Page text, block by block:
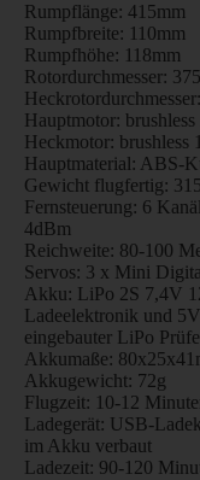
Rumpflänge: 415mm
Rumpfbreite: 110mm
Rumpfhöhe: 118mm
Rotordurchmesser:
Hauptmotor: brushless
Heckmotor: brushless
Hauptmaterial: ABS-
Gewicht flugfertig:
Fernsteuerung: 6
4dBm
Reichweite: 80-100
Servos: 3 x Mini
Akku: LiPo 2S 7,4V
Ladeelektronik und
eingebauter LiPo
Akkumaße:
Akkugewicht: 72g
Flugzeit: 10-12
Ladegerät: USB-
im Akku verbaut
Ladezeit: 90-120